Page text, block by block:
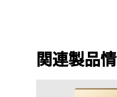
関連製品